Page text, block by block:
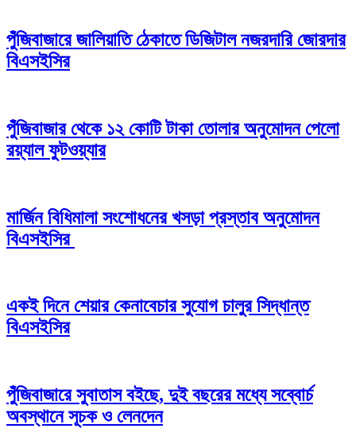
পুঁজিবাজারে জালিয়াতি ঠেকাতে ডিজিটাল নজরদারি জোরদার
বিএসইসির
পুঁজিবাজার থেকে ১২ কোটি টাকা তোলার অনুমোদন পেলো
রয়্যাল ফুটওয়্যার
মার্জিন বিধিমালা সংশোধনের খসড়া প্রস্তাব অনুমোদন
বিএসইসির
একই দিনে শেয়ার কেনাবেচার সুযোগ চালুর সিদ্ধান্ত
বিএসইসির
পুঁজিবাজারে সুবাতাস বইছে, দুই বছরের মধ্যে সব্বোর্চ
অবস্থানে সূচক ও লেনদেন